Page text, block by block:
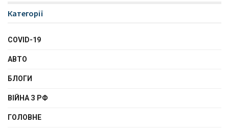
Категорії
COVID-19
АВТО
БЛОГИ
ВІЙНА З РФ
ГОЛОВНЕ